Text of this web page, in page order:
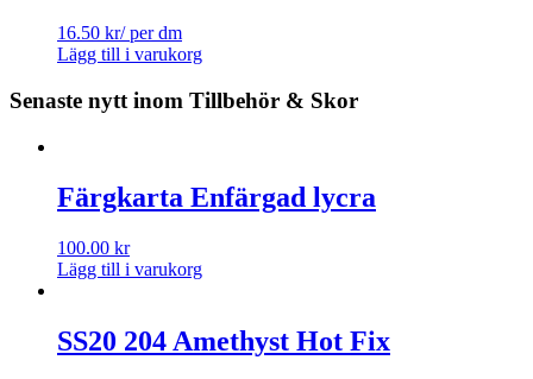
16.50 kr/ per dm
Lägg till i varukorg
Senaste nytt inom Tillbehör & Skor
Färgkarta Enfärgad lycra
100.00 kr
Lägg till i varukorg
SS20 204 Amethyst Hot Fix